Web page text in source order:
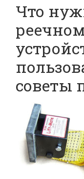
Что
советы